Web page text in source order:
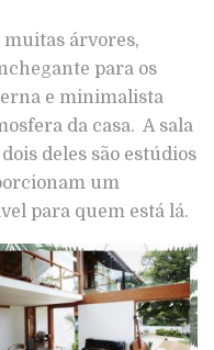
muitas árvores,
para os
e minimalista
da casa. A sala
deles são estúdios
um
para quem está lá.